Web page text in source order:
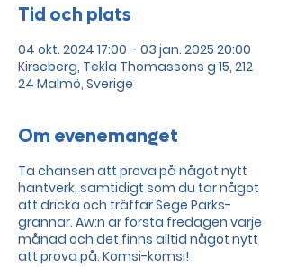
Tid och plats
04 okt. 2024 17:00 – 03 jan. 2025 20:00
Kirseberg, Tekla Thomassons g 15, 212
24 Malmö, Sverige
Om evenemanget
Ta chansen att prova på något nytt
hantverk, samtidigt som du tar något
att dricka och träffar Sege Parks-
grannar. Aw:n är första fredagen varje
månad och det finns alltid något nytt
att prova på. Komsi-komsi!